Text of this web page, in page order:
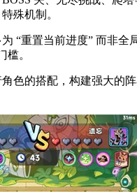
殊机制。
“重置当前进度” 而非全
槛。
的搭配，构建强大的阵